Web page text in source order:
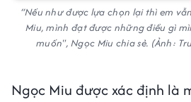
“Nếu như được lựa chọn lại thì em
Miu, mình đạt được những điều gì
muốn", Ngọc Miu chia sẻ. (Ảnh:
Ngọc Miu được xác định là